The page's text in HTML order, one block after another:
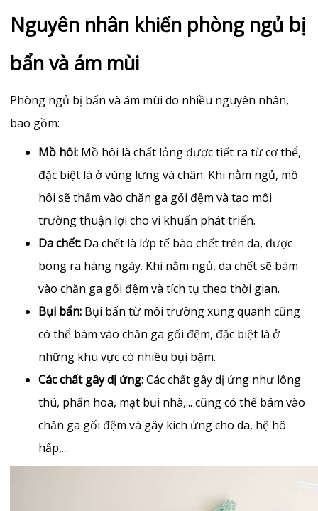
Nguyên nhân khiến phòng ngủ bị
bẩn và ám mùi
Phòng ngủ bị bẩn và ám mùi do nhiều nguyên nhân,
bao gồm:
Mồ hôi: Mồ hôi là chất lỏng được tiết ra từ cơ thể,
đặc biệt là ở vùng lưng và chân. Khi nằm ngủ, mồ
hôi sẽ thấm vào chăn ga gối đệm và tạo môi
trường thuận lợi cho vi khuẩn phát triển.
Da chết: Da chết là lớp tế bào chết trên da, được
bong ra hàng ngày. Khi nằm ngủ, da chết sẽ bám
vào chăn ga gối đệm và tích tụ theo thời gian.
Bụi bẩn: Bụi bẩn từ môi trường xung quanh cũng
có thể bám vào chăn ga gối đệm, đặc biệt là ở
những khu vực có nhiều bụi bặm.
Các chất gây dị ứng:Các chất gây dị ứng như lông
thú, phấn hoa, mạt bụi nhà,... cũng có thể bám vào
chăn ga gối đệm và gây kích ứng cho da, hệ hô
hấp,...